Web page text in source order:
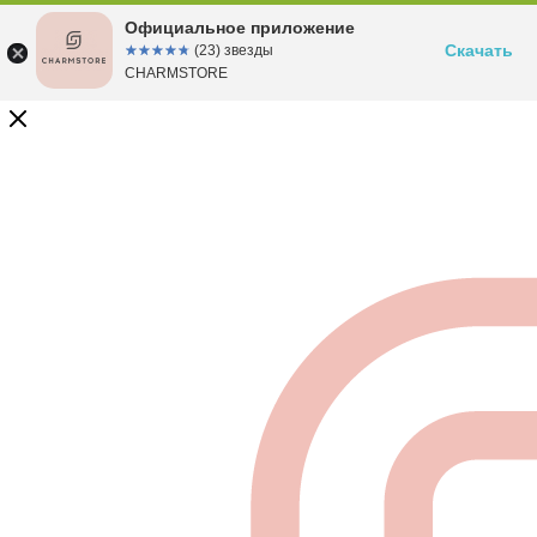
Официальное приложение
☆☆☆☆☆
★★★★★ (23) звезды
CHARMSTORE
Скачать